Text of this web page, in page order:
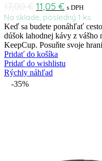
11,05 € s DPH
Na sklade, posledný 1 ks
Keď sa budete ponáhľať
dúšok lahodnej kávy z vášho
KeepCup. Posuňte svoje
Pridať do košíka
Pridať do wishlistu
Rýchly náhľad
-35%